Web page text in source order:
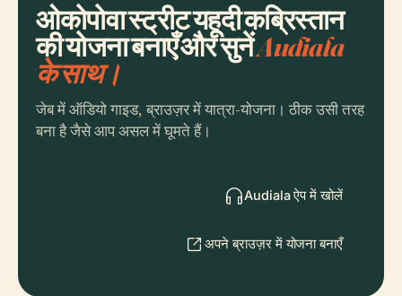
ओकोपोवा स्ट्रीट यहूदी कब्रिस्तान
की योजना बनाएँ और सुनेंAudiala
के साथ।
जेब में ऑडियो गाइड, ब्राउज़र में यात्रा-योजना। ठीक उसी तरह
बना है जैसे आप असल में घूमते हैं।
Audiala ऐप में खोलें
अपने ब्राउज़र में योजना बनाएँ